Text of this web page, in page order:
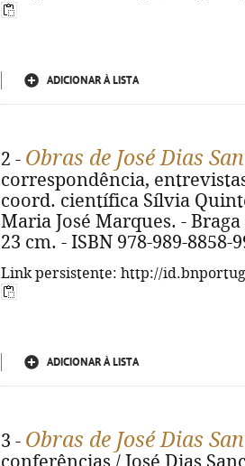
ADICIONAR À LISTA
2 - Obras de José Dias
correspondência,
coord. científica Sílvia
Maria José Marques. -
23 cm. - ISBN 978-989-8858-
Link persistente: http://
ADICIONAR À LISTA
3 - Obras de José Dias